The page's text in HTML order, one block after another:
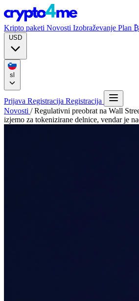
Kripto paketi Novosti Izobraževanje Plan ₿
Prijava Registracija Registracija
Novosti / Regulativni preobrat na Wall
izjemo za tokenizirane delnice, vendar je